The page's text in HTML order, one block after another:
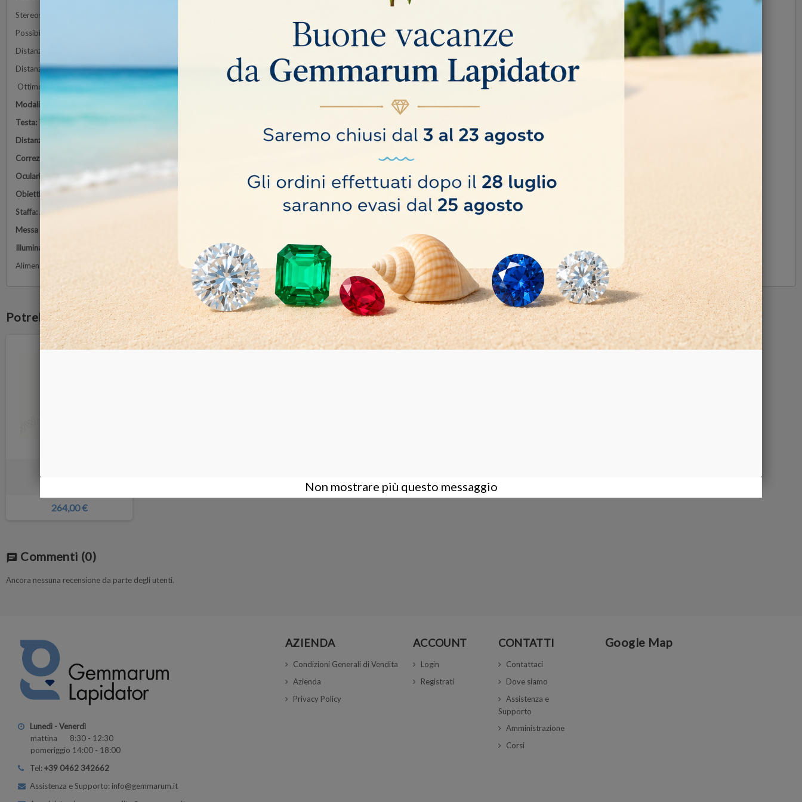
Stereoscopio a sbalzo con ottica 20X ed illuminazione flessibile a LED
Possibilità di montare una lente 1X per ingrandimenti 10X
Distanza di Lavoro con lente 1X 165 mm
Distanza di Lavoro con lente 2X 119 mm
Ottimo per tutti gli utilizzi ad ingrandimenti fissi e grande distanza di lavoro.
Modalità di osservazione:
Testa: Testa binoculare, inclinata di 45°.
Distanza interpupillare:
Correzione diottrica:
Oculari:
WF 10x/20 mm, fissati tramite vite.
Obiettivo
Staffa:
Messa a fuoco:
Illuminazione:
Incidente: LED da 1 W su braccio flessibile. Temperatura di colore: 6.300 K.
Alimentatore esterno multipresa 100-240 V CA/6 V CC.
Potrebbe anche piacerti
264,00 €
chat Commenti (0)
Ancora nessuna recensione da parte degli utenti.
Lunedì - Venerdì
mattina 8:30 - 12:30
pomeriggio 14:00 - 18:00
Tel:+39 0462 342662
Assistenza e Supporto: info@gemmarum.it
AZIENDA
Condizioni Generali di Vendita
Azienda
Privacy Policy
ACCOUNT
Login
Registrati
CONTATTI
Contattaci
Dove siamo
Assistenza e
Supporto
Amministrazione
Corsi
Google Map
Non mostrare più questo messaggio